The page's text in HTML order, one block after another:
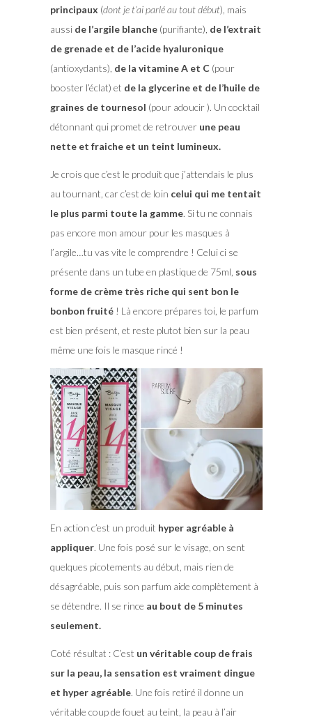
principaux (dont je t’ai parlé au tout début), mais
aussi de l’argile blanche(purifiante), de l’extrait
de grenade et de l’acide hyaluronique
(antioxydants), de la vitamine A et C(pour
booster l’éclat) et de la glycerine et de l’huile de
graines de tournesol (pour adoucir ). Un cocktail
détonnant qui promet de retrouver une peau
nette et fraiche et un teint lumineux.
Je crois que c’est le produit que j’attendais le plus
au tournant, car c’est de loin celui qui me tentait
le plus parmi toute la gamme. Si tu ne connais
pas encore mon amour pour les masques à
l’argile…tu vas vite le comprendre ! Celui ci se
présente dans un tube en plastique de 75ml, sous
forme de crème très riche qui sent bon le
bonbon fruité! Là encore prépares toi, le parfum
est bien présent, et reste plutot bien sur la peau
même une fois le masque rincé !
En action c’est un produit hyper agréable à
appliquer. Une fois posé sur le visage, on sent
quelques picotements au début, mais rien de
désagréable, puis son parfum aide complètement à
se détendre. Il se rince au bout de 5 minutes
seulement.
Coté résultat : C’est un véritable coup de frais
sur la peau, la sensation est vraiment dingue
et hyper agréable. Une fois retiré il donne un
véritable coup de fouet au teint, la peau à l’air